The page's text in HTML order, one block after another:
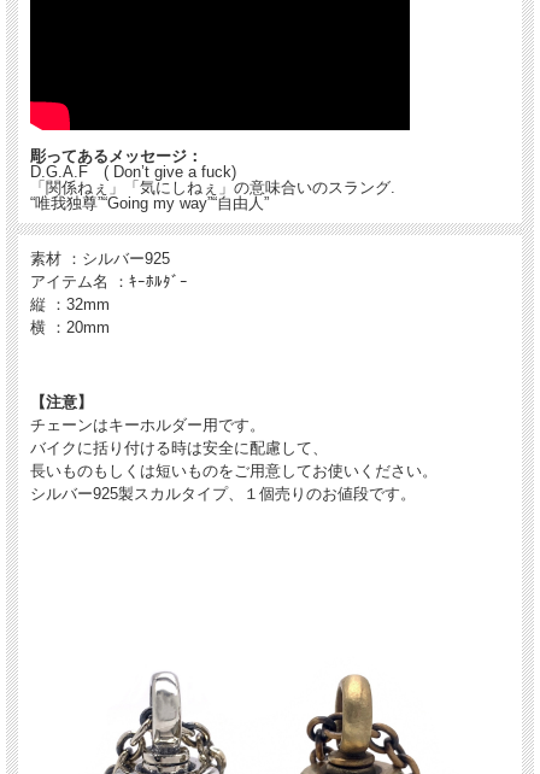
彫ってあるメッセージ：
D.G.A.F ( Don’t give a fuck)
「関係ねぇ」「気にしねぇ」の意味合いのスラング.
“唯我独尊”“Going my way”“自由人”
素材 ：シルバー925
アイテム名 ：ｷｰﾎﾙﾀﾞｰ
縦 ：32mm
横 ：20mm
【注意】
チェーンはキーホルダー用です。
バイクに括り付ける時は安全に配慮して、
長いものもしくは短いものをご用意してお使いください。
シルバー925製スカルタイプ、１個売りのお値段です。